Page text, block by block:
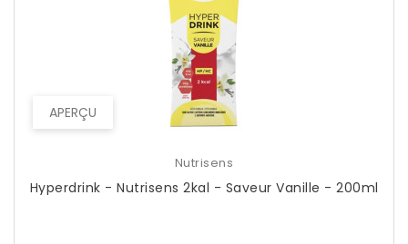
APERÇU
Nutrisens
Hyperdrink - Nutrisens 2kal - Saveur Vanille - 200ml